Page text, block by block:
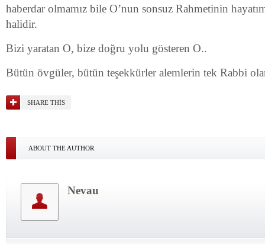
haberdar olmamız bile O’nun sonsuz Rahmetinin
halidir.
Bizi yaratan O, bize doğru yolu gösteren O..
Bütün övgüler, bütün teşekkürler alemlerin tek Rabbi
SHARE THIS
ABOUT THE AUTHOR
Nevau